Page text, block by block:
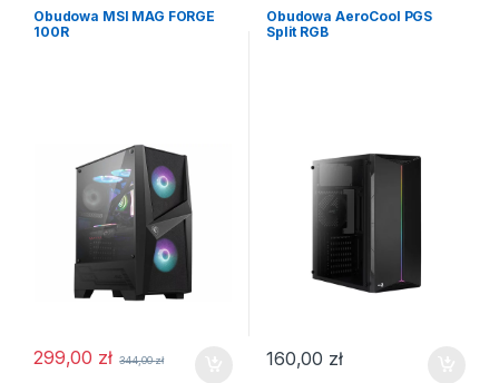
Obudowa MSI MAG FORGE
100R
299,00 zł 344,00zł
Obudowa AeroCool PGS
Split RGB
160,00 zł